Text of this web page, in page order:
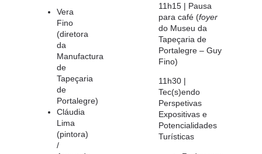
Vera
Fino
(diretora
da
Manufactura
de
Tapeçaria
de
Portalegre)
Cláudia
Lima
(pintora)
/
11h15 | Pausa
para café (foyer
do Museu da
Tapeçaria de
Portalegre – Guy
Fino)
11h30 |
Tec(s)endo
Perspetivas
Expositivas e
Potencialidades
Turísticas